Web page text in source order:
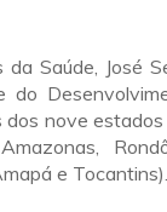
Saúde, José
do
dos nove
e Tocantins).